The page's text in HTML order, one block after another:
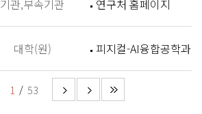
기관,부속기관 연구처 홈페이지
대학(원) 피지컬-AI융합공학과
1 53